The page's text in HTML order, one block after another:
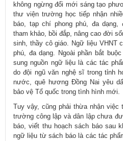
không ngừng đổi mới sáng tạo
thư viện trường học tiếp nhận
báo, tạp chí phong phú, đa
tham khảo, bồi đắp, nâng cao đời
sinh, thầy cô giáo. Ngữ liệu VHNT
phú, đa dạng. Ngoài phần bắt
sung nguồn ngữ liệu là các tác
do đội ngũ văn nghệ sĩ trong tỉnh
nước, quê hương Đồng Nai yêu
bảo vệ Tổ quốc trong tình hình mới.
Tuy vậy, cũng phải thừa nhận việc
trường công lập và dân lập chưa
báo, viết thu hoạch sách báo sau
ngữ liệu từ sách báo là các tác